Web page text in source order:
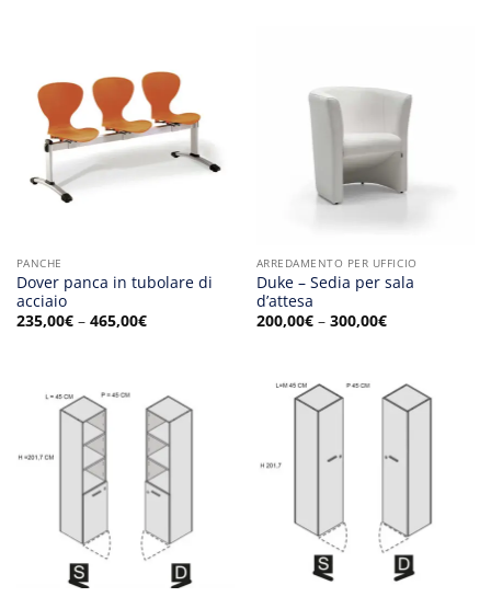
PANCHE
Dover panca in tubolare di
acciaio
235,00€– 465,00€
ARREDAMENTO PER UFFICIO
Duke – Sedia per sala
d’attesa
200,00€– 300,00€